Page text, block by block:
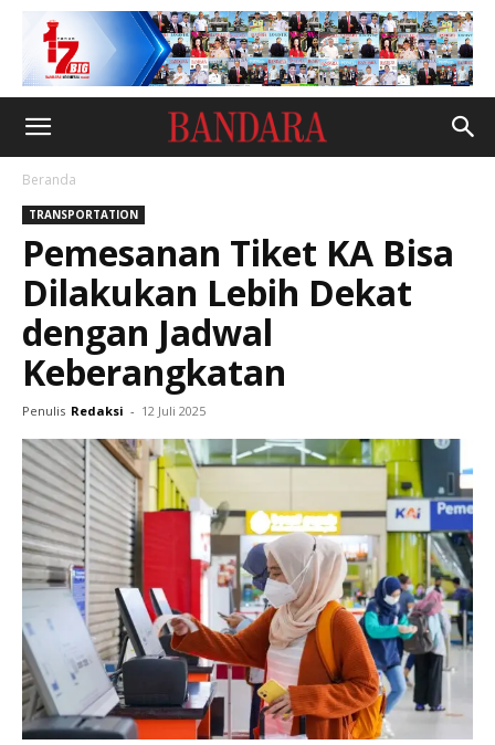
Beranda
TRANSPORTATION
Pemesanan Tiket KA Bisa
Dilakukan Lebih Dekat
dengan Jadwal
Keberangkatan
Penulis Redaksi - 12 Juli 2025